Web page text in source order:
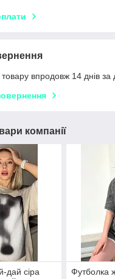
впродовж 14 днів за
компанії
дай сіра
Футболка